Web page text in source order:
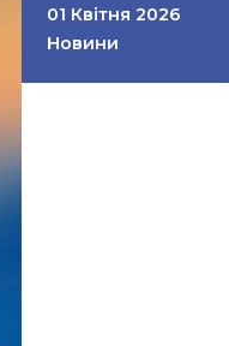
01 Квітня 2026
Новини